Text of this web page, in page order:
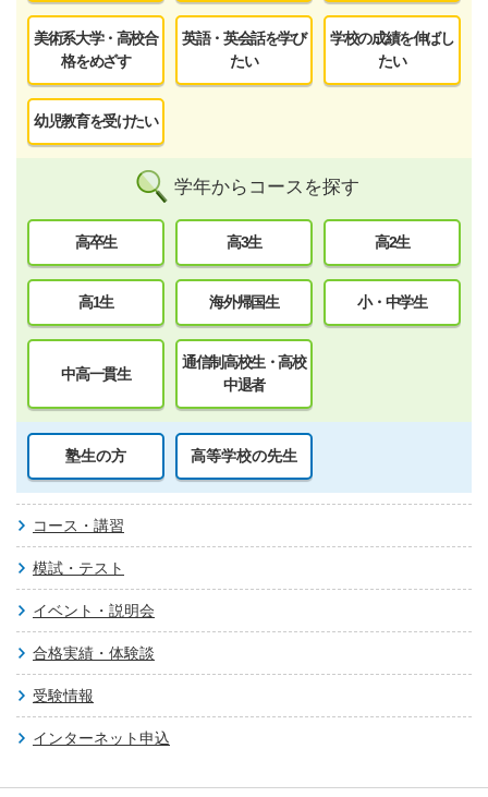
美術系大学・高校合
格をめざす
英語・英会話を学び
たい
学校の成績を伸ばし
たい
幼児教育を受けたい
学年からコースを探す
高卒生 高3生 高2生
高1生 海外帰国生 小・中学生
中高一貫生
通信制高校生・高校
中退者
塾生の方 高等学校の先生
コース・講習
模試・テスト
イベント・説明会
合格実績・体験談
受験情報
インターネット申込